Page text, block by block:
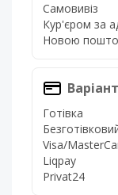
Самовивіз
Кур'єром за
Новою
Готівка
Visa/
Liqpay
Privat24